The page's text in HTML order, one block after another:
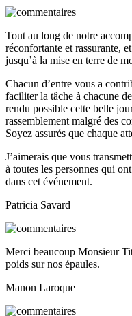
Tout au long de notre
réconfortante et rassurante,
jusqu’à la mise en terre de
Chacun d’entre vous a
faciliter la tâche à chacune
rendu possible cette belle
rassemblement malgré des
Soyez assurés que chaque
J’aimerais que vous
à toutes les personnes qui
dans cet événement.
Patricia Savard
Merci beaucoup Monsieur
poids sur nos épaules.
Manon Laroque